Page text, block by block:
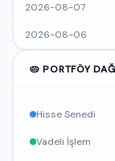
2026-08-07
2026-08-06
🥧 PORTFÖY
Hisse Senedi
Vadeli İşlem